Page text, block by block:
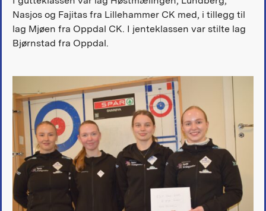
Nasjos og Fajitas fra Lillehammer CK med, i tillegg til
lag Mjøen fra Oppdal CK. I jenteklassen var stilte lag
Bjørnstad fra Oppdal.